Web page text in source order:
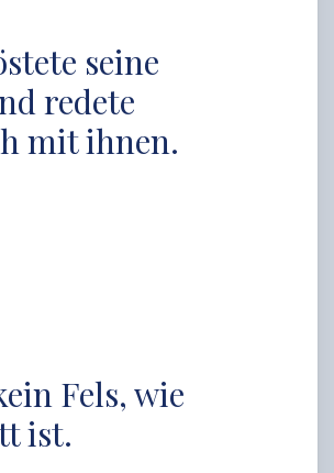
seine
redete
mit ihnen.
Fels, wie
ist.